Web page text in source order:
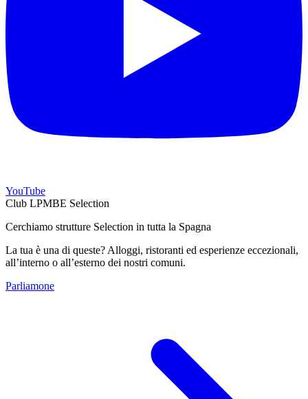
YouTube
Club LPMBE Selection
Cerchiamo strutture Selection in tutta la Spagna
La tua è una di queste? Alloggi, ristoranti ed esperienze eccezionali,
all’interno o all’esterno dei nostri comuni.
Parliamone